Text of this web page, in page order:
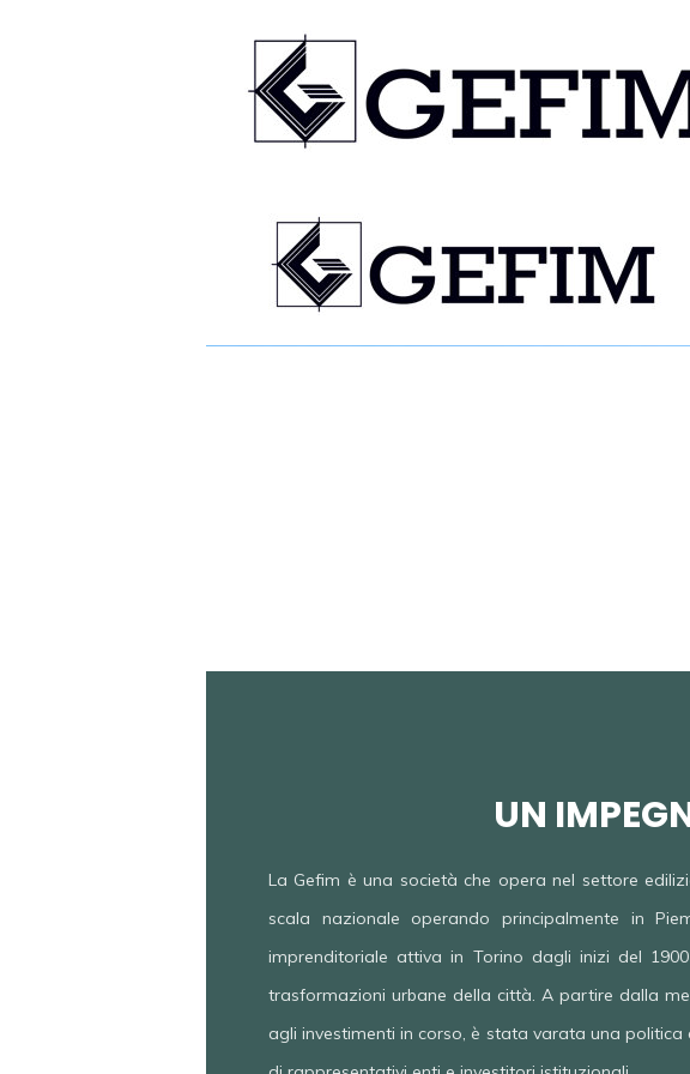
UN
La Gefim è una società che opera nel settore
scala nazionale operando principalmente in
imprenditoriale attiva in Torino dagli inizi del
trasformazioni urbane della città. A partire dalla
agli investimenti in corso, è stata varata una